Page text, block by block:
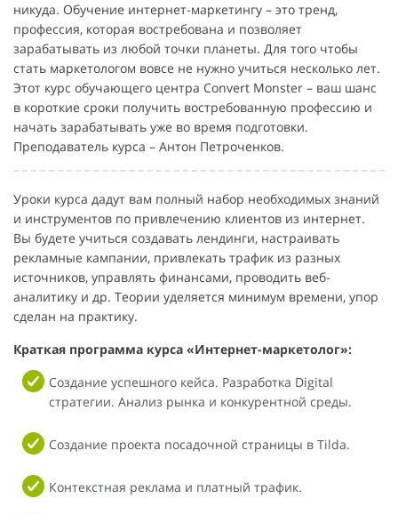
никуда. Обучение интернет-маркетингу – это тренд,
профессия, которая востребована и позволяет
зарабатывать из любой точки планеты. Для того чтобы
стать маркетологом вовсе не нужно учиться несколько лет.
Этот курс обучающего центра Convert Monster – ваш шанс
в короткие сроки получить востребованную профессию и
начать зарабатывать уже во время подготовки.
Преподаватель курса – Антон Петроченков.
Уроки курса дадут вам полный набор необходимых знаний
и инструментов по привлечению клиентов из интернет.
Вы будете учиться создавать лендинги, настраивать
рекламные кампании, привлекать трафик из разных
источников, управлять финансами, проводить веб-
аналитику и др. Теории уделяется минимум времени, упор
сделан на практику.
Краткая программа курса «Интернет-маркетолог»:
Создание успешного кейса. Разработка Digital
стратегии. Анализ рынка и конкурентной среды.
Создание проекта посадочной страницы в Tilda.
Контекстная реклама и платный трафик.